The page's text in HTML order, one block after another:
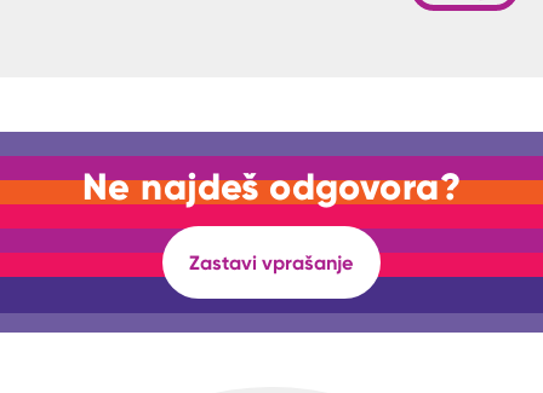
Ne najdeš odgovora?
Zastavi vprašanje